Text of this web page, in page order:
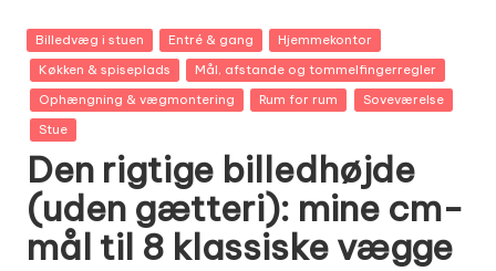
Posted
in
Billedvæg i stuen Entré & gang
Hjemmekontor
Køkken & spiseplads
Mål, afstande og tommelfingerregler
Ophængning & vægmontering
Rum for rum
Soveværelse
Stue
Den rigtige billedhøjde
(uden gætteri): mine cm-
mål til 8 klassiske vægge